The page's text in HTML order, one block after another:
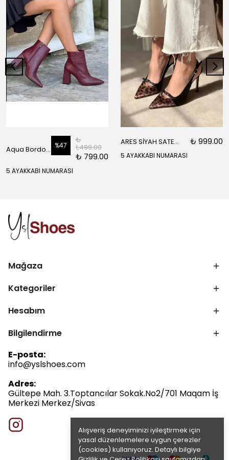
Alışveriş deneyiminizi iyileştirmek için
yasal düzenlemelere uygun çerezler
(cookies) kullanıyoruz. Detaylı bilgiye
Aqua Bordo Mat Fermuar Detay Sivri Burun Kadın Topuklu Bot %47
₺
1,499.00
₺ 799.00
5 AYAKKABI NUMARASI
ARES SİYAH SATEN ÖNÜ SARI SİYAH DETAYLI BİLEK BAĞLI KADIN TOPUKLU AYAKKABI ₺ 999.00
5 AYAKKABI NUMARASI
Mağaza
Kategoriler
Hesabım
Bilgilendirme
E-posta:
info@yslshoes.com
Adres:
Gültepe Mah. 3.Toptancılar Sokak.No2/701 Maqam İş
Merkezi Merkez/Sivas